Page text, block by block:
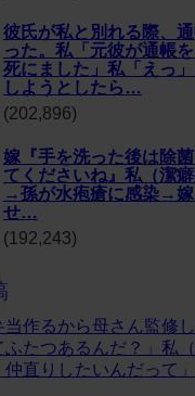
彼氏が私と別れる際、
った。私「元彼が通帳
死にました」私「えっ
しようとしたら…
(202,896)
嫁『手を洗った後は除
てくださいね』私（潔
→孫が水疱瘡に感染→嫁
せ…
(192,243)
当作るから母さん監修
ふたつあるんだ？」私
仲直りしたいんだっ